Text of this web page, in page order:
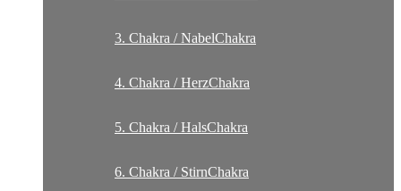
3. Chakra / NabelChakra
4. Chakra / HerzChakra
5. Chakra / HalsChakra
6. Chakra / StirnChakra